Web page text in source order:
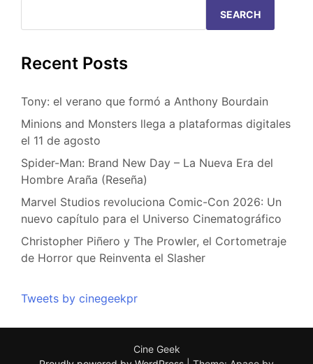
SEARCH
Recent Posts
Tony: el verano que formó a Anthony Bourdain
Minions and Monsters llega a plataformas digitales
el 11 de agosto
Spider-Man: Brand New Day – La Nueva Era del
Hombre Araña (Reseña)
Marvel Studios revoluciona Comic-Con 2026: Un
nuevo capítulo para el Universo Cinematográfico
Christopher Piñero y The Prowler, el Cortometraje
de Horror que Reinventa el Slasher
Tweets by cinegeekpr
Cine Geek